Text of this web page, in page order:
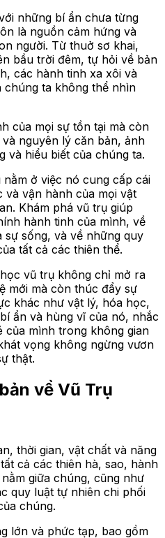
những bí ẩn chưa từng
là nguồn cảm hứng và
người. Từ thuở sơ khai,
bầu trời đêm, tự hỏi về bản
các hành tinh xa xôi và
chúng ta không thể nhìn
của mọi sự tồn tại mà còn
nguyên lý căn bản, ảnh
và hiểu biết của chúng ta.
ở việc nó cung cấp cái
và vận hành của mọi vật
Khám phá vũ trụ giúp
hành tinh của mình, về
sự sống, và về những quy
tất cả các thiên thể.
vũ trụ không chỉ mở ra
mới mà còn thúc đẩy sự
khác như vật lý, hóa học,
ẩn và hùng vĩ của nó, nhắc
của mình trong không gian
vọng không ngừng vươn
thật.
về Vũ Trụ
thời gian, vật chất và năng
cả các thiên hà, sao, hành
giữa chúng, cũng như
quy luật tự nhiên chi phối
chúng.
lớn và phức tạp, bao gồm